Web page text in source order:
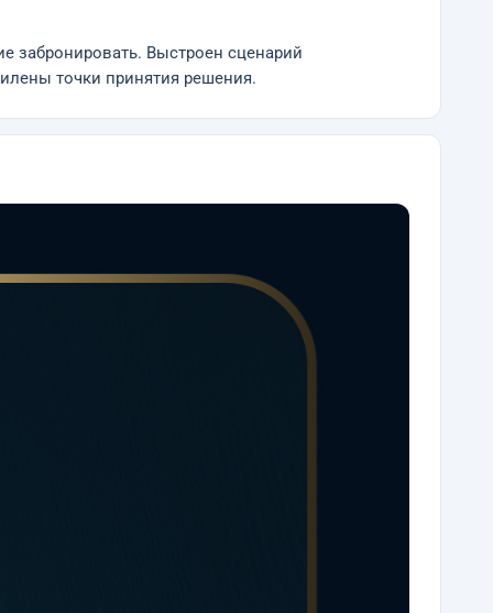
забронировать. Выстроен сценарий
точки принятия решения.